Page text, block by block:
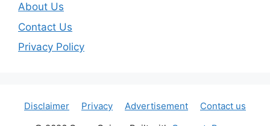
About Us
Contact Us
Privacy Policy
Disclaimer Privacy Advertisement
Contact us